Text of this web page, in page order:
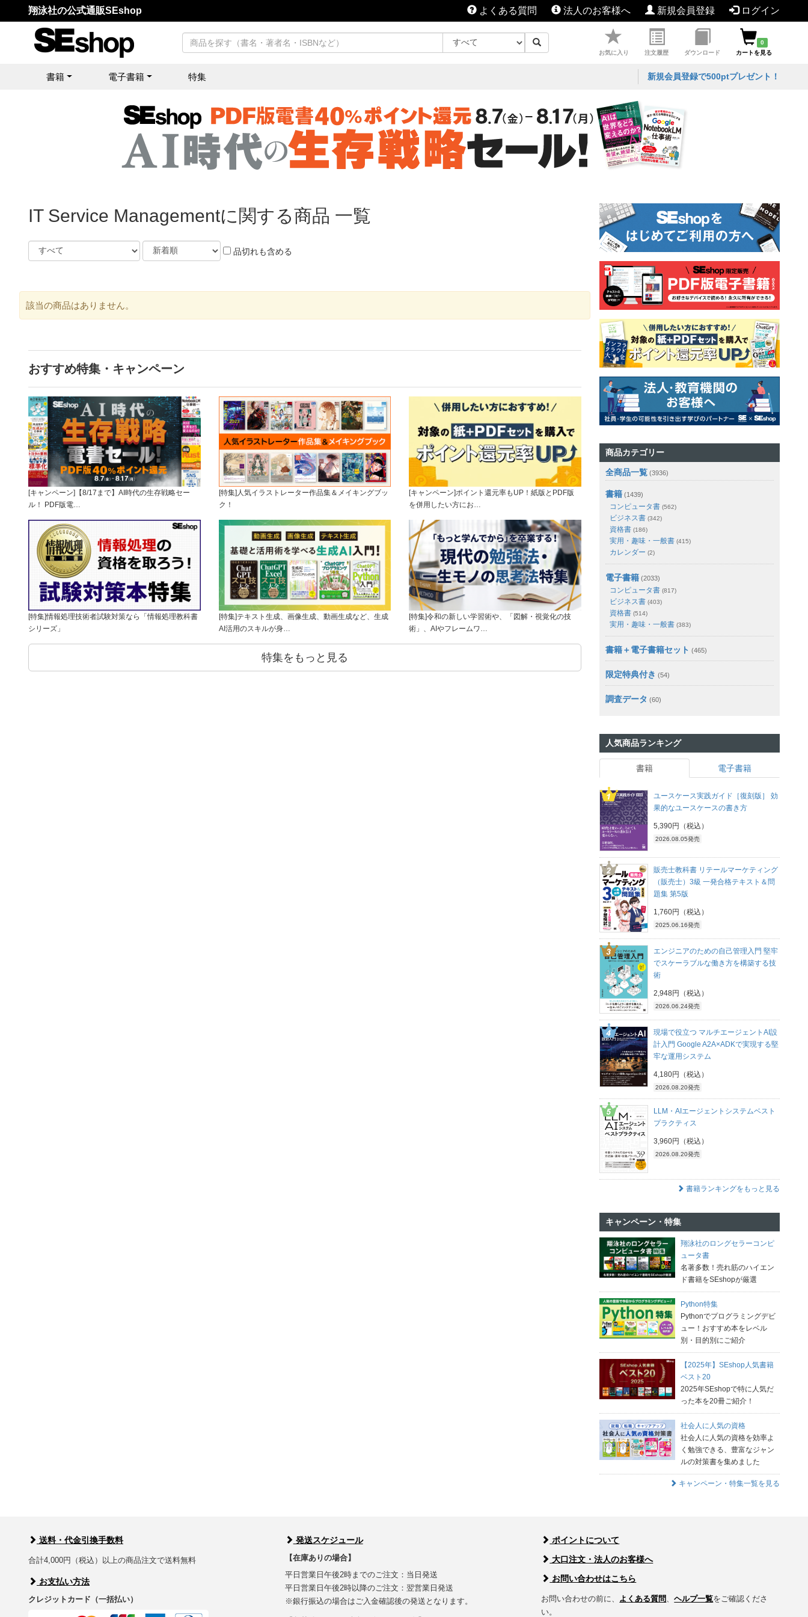
翔泳社の公式通販SEshop よくある質問 法人のお客様へ 新規会員登録 ログイン
お気に入り 注文履歴 ダウンロード
0
カートを見る
書籍 電子書籍 特集 新規会員登録で500ptプレゼント！
IT Service Managementに関する商品 一覧
品切れも含める
該当の商品はありません。
おすすめ特集・キャンペーン
[キャンペーン]【8/17まで】AI時代の生存戦略セー
ル！ PDF版電…
[特集]人気イラストレーター作品集＆メイキングブッ
ク！
[キャンペーン]ポイント還元率もUP！紙版とPDF版
を併用したい方にお…
[特集]情報処理技術者試験対策なら「情報処理教科書
シリーズ」
[特集]テキスト生成、画像生成、動画生成など、生成
AI活用のスキルが身…
[特集]令和の新しい学習術や、「図解・視覚化の技
術」、AIやフレームワ…
特集をもっと見る
商品カテゴリー
全商品一覧 (3936)
書籍 (1439)
コンピュータ書 (562)
ビジネス書 (342)
資格書 (186)
実用・趣味・一般書 (415)
カレンダー (2)
電子書籍 (2033)
コンピュータ書 (817)
ビジネス書 (403)
資格書 (514)
実用・趣味・一般書 (383)
書籍＋電子書籍セット (465)
限定特典付き (54)
調査データ (60)
人気商品ランキング
書籍 電子書籍
ユースケース実践ガイド［復刻版］ 効
果的なユースケースの書き方
5,390円（税込）
2026.08.05発売
販売士教科書 リテールマーケティング
（販売士）3級 一発合格テキスト＆問
題集 第5版
1,760円（税込）
2025.06.16発売
エンジニアのための自己管理入門 堅牢
でスケーラブルな働き方を構築する技
術
2,948円（税込）
2026.06.24発売
現場で役立つ マルチエージェントAI設
計入門 Google A2A×ADKで実現する堅
牢な運用システム
4,180円（税込）
2026.08.20発売
LLM・AIエージェントシステムベスト
プラクティス
3,960円（税込）
2026.08.20発売
書籍ランキングをもっと見る
キャンペーン・特集
翔泳社のロングセラーコンピ
ュータ書
名著多数！売れ筋のハイエン
ド書籍をSEshopが厳選
Python特集
Pythonでプログラミングデビ
ュー！おすすめ本をレベル
別・目的別にご紹介
【2025年】SEshop人気書籍
ベスト20
2025年SEshopで特に人気だ
った本を20冊ご紹介！
社会人に人気の資格
社会人に人気の資格を効率よ
く勉強できる、豊富なジャン
ルの対策書を集めました
キャンペーン・特集一覧を見る
送料・代金引換手数料
合計4,000円（税込）以上の商品注文で送料無料
お支払い方法
クレジットカード（一括払い）
発送スケジュール
【在庫ありの場合】
平日営業日午後2時までのご注文：当日発送
平日営業日午後2時以降のご注文：翌営業日発送
※銀行振込の場合はご入金確認後の発送となります。
ポイントについて
大口注文・法人のお客様へ
お問い合わせはこちら
お問い合わせの前に、 よくある質問、ヘルプ一覧をご確認くださ
い。